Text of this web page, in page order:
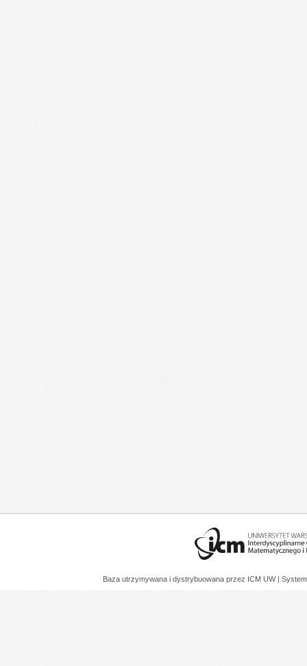
Baza utrzymywana i dystrybuowana przez ICM UW |